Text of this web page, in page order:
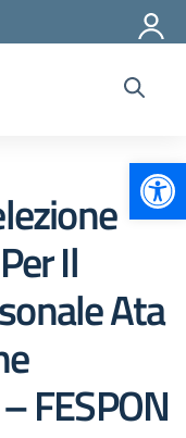
Il
Ata
FESPON